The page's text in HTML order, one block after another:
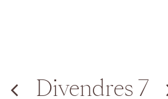
Divendres 7